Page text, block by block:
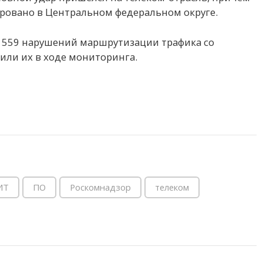
в Центральном федеральном округе.
нарушений маршрутизации трафика со
их в ходе мониторинга.
ПО Роскомнадзор телеком